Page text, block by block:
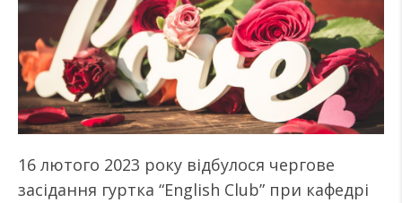
16 лютого 2023 року відбулося чергове
засідання гуртка “English Club” при кафедрі